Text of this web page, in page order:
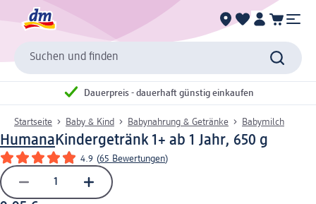
Suchen und finden
Dauerpreis - dauerhaft günstig einkaufen
Startseite Baby & Kind Babynahrung & Getränke Babymilch
Humana Kindergetränk 1+ ab 1 Jahr, 650 g
4.9 (65 Bewertungen)